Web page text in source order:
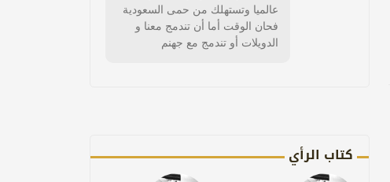
عالميا وتستهلك من حمى السعودية
فحان الوقت أما أن تندمج معنا و
الدويلات أو تندمج مع جهنم
كتاب الرأي